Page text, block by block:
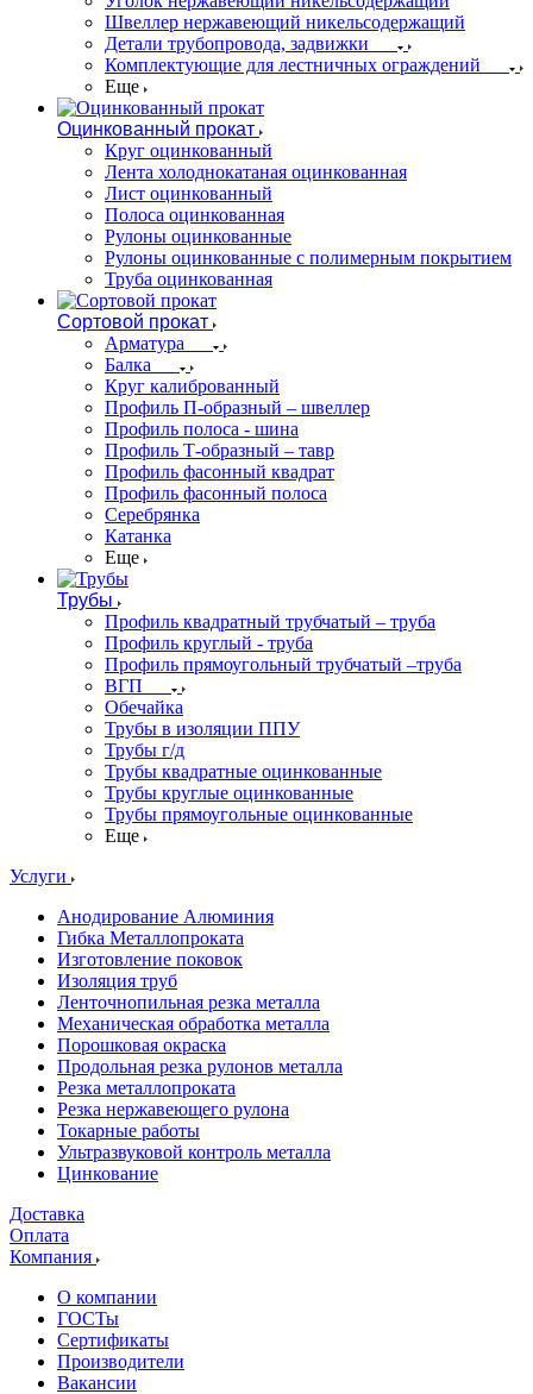
Швеллер нержавеющий никельсодержащий
Детали трубопровода, задвижки
Комплектующие для лестничных ограждений
Еще
Оцинкованный прокат
Круг оцинкованный
Лента холоднокатаная оцинкованная
Лист оцинкованный
Полоса оцинкованная
Рулоны оцинкованные
Рулоны оцинкованные с полимерным покрытием
Труба оцинкованная
Сортовой прокат
Арматура
Балка
Круг калиброванный
Профиль П-образный – швеллер
Профиль полоса - шина
Профиль Т-образный – тавр
Профиль фасонный квадрат
Профиль фасонный полоса
Серебрянка
Катанка
Еще
Трубы
Профиль квадратный трубчатый – труба
Профиль круглый - труба
Профиль прямоугольный трубчатый –труба
ВГП
Обечайка
Трубы в изоляции ППУ
Трубы г/д
Трубы квадратные оцинкованные
Трубы круглые оцинкованные
Трубы прямоугольные оцинкованные
Еще
Услуги
Анодирование Алюминия
Гибка Металлопроката
Изготовление поковок
Изоляция труб
Ленточнопильная резка металла
Механическая обработка металла
Порошковая окраска
Продольная резка рулонов металла
Резка металлопроката
Резка нержавеющего рулона
Токарные работы
Ультразвуковой контроль металла
Цинкование
Доставка
Оплата
Компания
О компании
ГОСТы
Сертификаты
Производители
Вакансии